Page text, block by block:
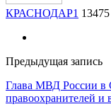
КРАСНОДАР1 13475
Предыдущая запись
Глава МВД России в
правоохранителей и